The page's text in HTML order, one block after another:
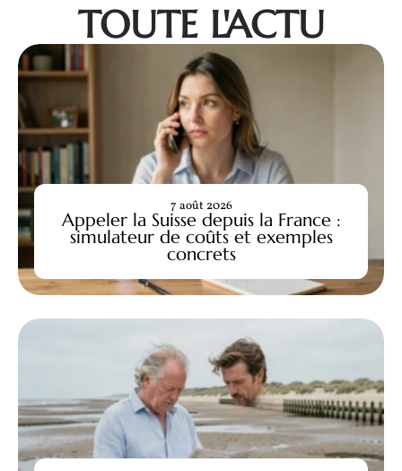
TOUTE L'ACTU
Appeler la Suisse depuis la France :
simulateur de coûts et exemples
concrets
7 août 2026